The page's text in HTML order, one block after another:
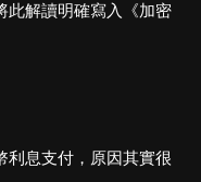
此解讀明確寫入《加密
利息支付，原因其實很